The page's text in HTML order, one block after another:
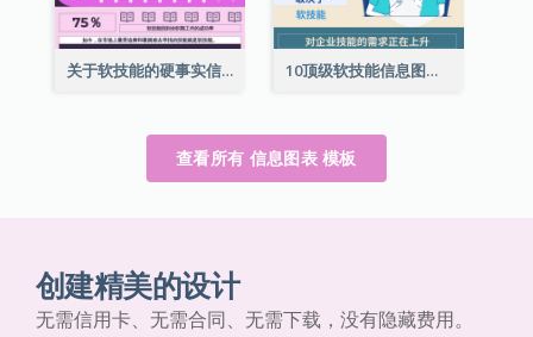
关于软技能的硬事实信息图表 10顶级软技能信息图表
查看所有 信息图表 模板
创建精美的设计
无需信用卡、无需合同、无需下载，没有隐藏费用。